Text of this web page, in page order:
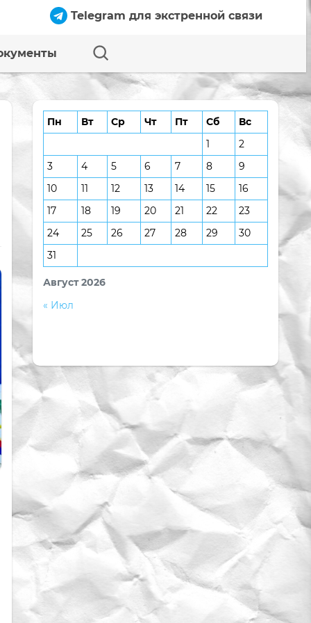
Telegram для экстренной связи
Август 2026
Пн Вт Ср Чт Пт Сб
Вс
1
2
3
4 5 6 7 8
9
10
11 12 13 14 15
16
17
18 19 20 21 22
23
24
25 26 27 28 29
30
31
« Июл